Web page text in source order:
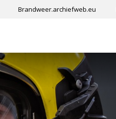
Brandweer.archiefweb.eu